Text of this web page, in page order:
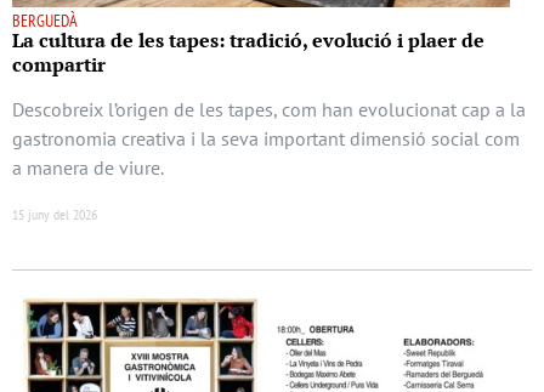
BERGUEDÀ
La cultura de les tapes: tradició, evolució i plaer de
compartir
Descobreix l’origen de les tapes, com han evolucionat cap a la
gastronomia creativa i la seva important dimensió social com
a manera de viure.
15 juny del 2026